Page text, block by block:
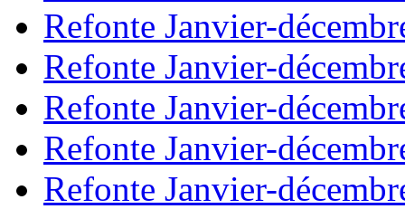
Refonte Janvier-
Refonte Janvier-
Refonte Janvier-
Refonte Janvier-
Refonte Janvier-